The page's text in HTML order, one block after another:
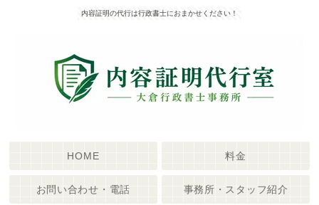
内容証明の代行は行政書士におまかせください！
HOME 料金
お問い合わせ・電話 事務所・スタッフ紹介